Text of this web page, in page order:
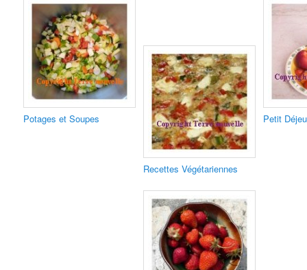
Potages et Soupes
Recettes Végétariennes
Petit